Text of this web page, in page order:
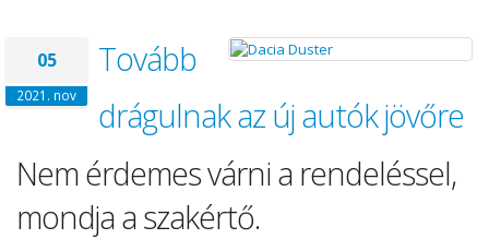
05
2021. nov
Tovább
drágulnak az új autók jövőre
Nem érdemes várni a rendeléssel,
mondja a szakértő.